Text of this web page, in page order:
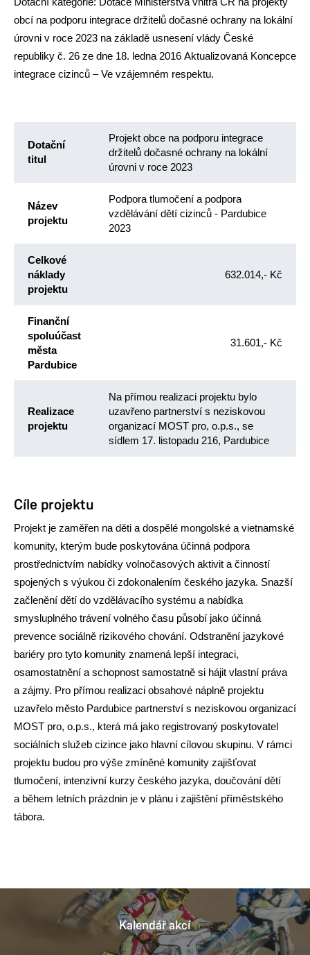
obcí na podporu integrace držitelů dočasné ochrany na lokální
úrovni v roce 2023 na základě usnesení vlády České
republiky č. 26 ze dne 18. ledna 2016 Aktualizovaná Koncepce
integrace cizinců – Ve vzájemném respektu.
Dotační
titul
Projekt obce na podporu integrace
držitelů dočasné ochrany na lokální
úrovni v roce 2023
Název
projektu
Podpora tlumočení a podpora
vzdělávání dětí cizinců - Pardubice
2023
Celkové
náklady
projektu
632.014,- Kč
Finanční
spoluúčast
města
Pardubice
31.601,- Kč
Realizace
projektu
Na přímou realizaci projektu bylo
uzavřeno partnerství s neziskovou
organizací MOST pro, o.p.s., se
sídlem 17. listopadu 216, Pardubice
Cíle projektu
Projekt je zaměřen na děti a dospělé mongolské a vietnamské
komunity, kterým bude poskytována účinná podpora
prostřednictvím nabídky volnočasových aktivit a činností
spojených s výukou či zdokonalením českého jazyka. Snazší
začlenění dětí do vzdělávacího systému a nabídka
smysluplného trávení volného času působí jako účinná
prevence sociálně rizikového chování. Odstranění jazykové
bariéry pro tyto komunity znamená lepší integraci,
osamostatnění a schopnost samostatně si hájit vlastní práva
a zájmy. Pro přímou realizaci obsahové náplně projektu
uzavřelo město Pardubice partnerství s neziskovou organizací
MOST pro, o.p.s., která má jako registrovaný poskytovatel
sociálních služeb cizince jako hlavní cílovou skupinu. V rámci
projektu budou pro výše zmíněné komunity zajišťovat
tlumočení, intenzivní kurzy českého jazyka, doučování dětí
a během letních prázdnin je v plánu i zajištění příměstského
tábora.
Kalendář akcí